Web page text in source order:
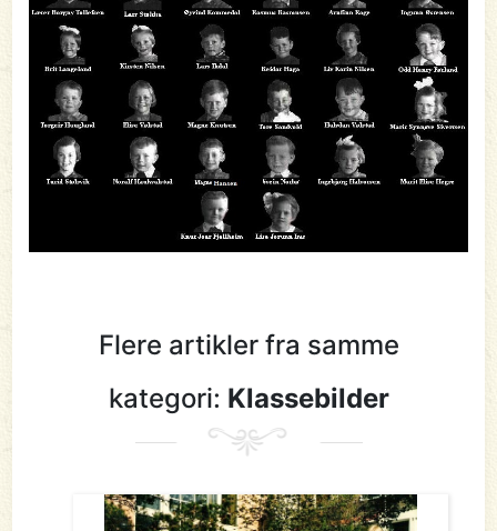
Flere artikler fra samme
kategori: Klassebilder